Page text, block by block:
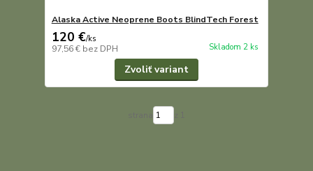
Alaska Active Neoprene Boots BlindTech Forest
120 €/ks
97,56 € bez DPH Skladom 2 ks
Zvoliť variant